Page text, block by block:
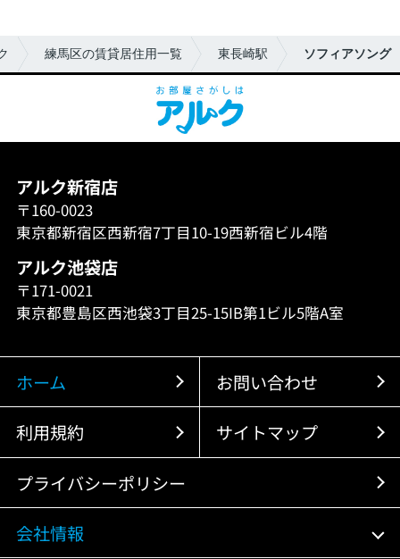
練馬区の賃貸居住用一覧 東長崎駅 ソフィアソング
アルク新宿店
〒160-0023
東京都新宿区西新宿7丁目10-19西新宿ビル4階
アルク池袋店
〒171-0021
東京都豊島区西池袋3丁目25-15IB第1ビル5階A室
ホーム お問い合わせ
利用規約 サイトマップ
プライバシーポリシー
会社情報